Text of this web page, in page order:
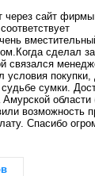
через сайт фирмы
сделал
связался
покупки,
сумки.
области
возможность
Спасибо